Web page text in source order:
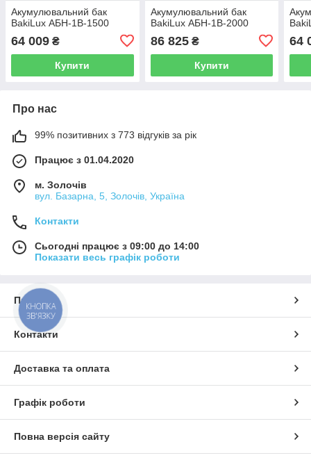
Акумулювальний бак
BakiLux АБН-1В-1500
64 009 ₴
Купити
Акумулювальний бак
BakiLux АБН-1В-2000
86 825₴
Купити
64
Про нас
99% позитивних з 773 відгуків за рік
Працює з 01.04.2020
м. Золочів
вул. Базарна, 5, Золочів, Україна
Контакти
Сьогодні працює з 09:00 до 14:00
Показати весь графік роботи
Про нас
Контакти
Доставка та оплата
Графік роботи
Повна версія сайту
КНОПКА
ЗВ'ЯЗКУ